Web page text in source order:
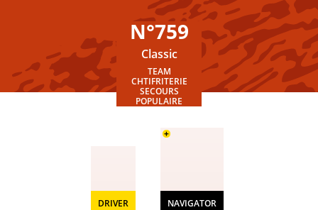
N°759
Classic
TEAM
CHTIFRITERIE
SECOURS
POPULAIRE
DRIVER NAVIGATOR
+